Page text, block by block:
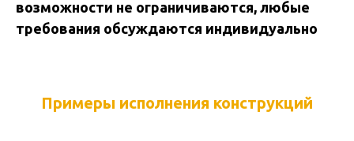
возможности не ограничиваются, любые
требования обсуждаются индивидуально
Примеры исполнения конструкций